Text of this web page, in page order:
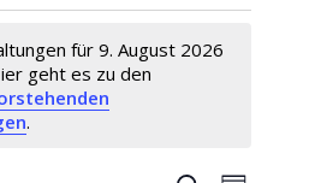
für 9. August 2026
geht es zu den
.